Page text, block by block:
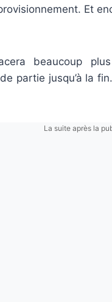
Et
beaucoup
partie jusqu’à la
La suite après la